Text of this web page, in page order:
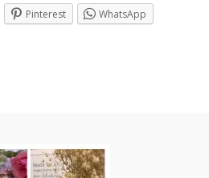
Pinterest
WhatsApp